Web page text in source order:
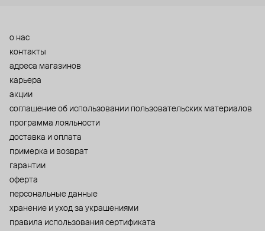
о нас
контакты
адреса магазинов
карьера
акции
cоглашение об использовании пользовательских материалов
программа лояльности
доставка и оплата
примерка и возврат
гарантии
оферта
персональные данные
хранение и уход за украшениями
правила использования сертификата